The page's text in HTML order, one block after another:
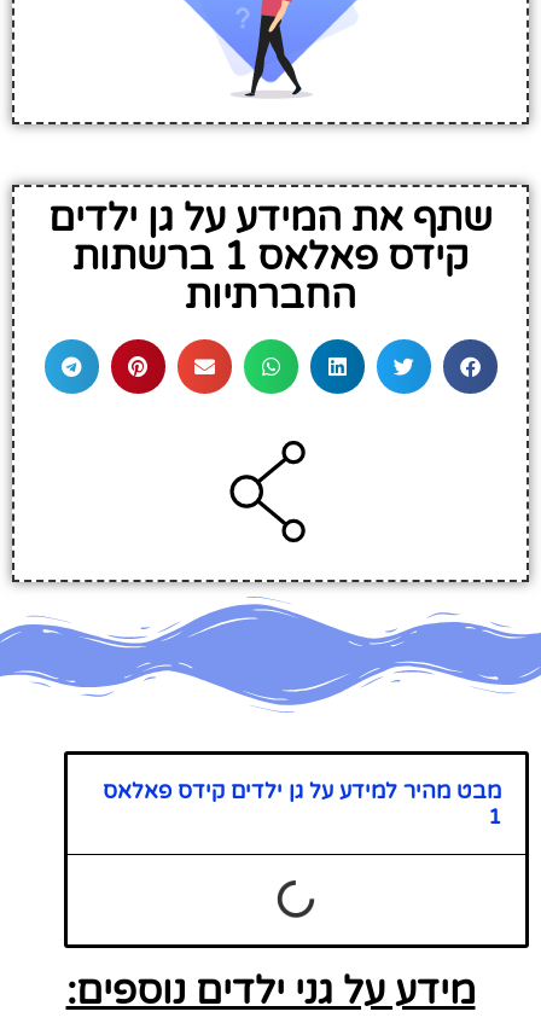
שתף את המידע על גן ילדים
קידס פאלאס 1 ברשתות
החברתיות
מבט מהיר למידע על גן ילדים קידס פאלאס
1
מידע על גני ילדים נוספים: